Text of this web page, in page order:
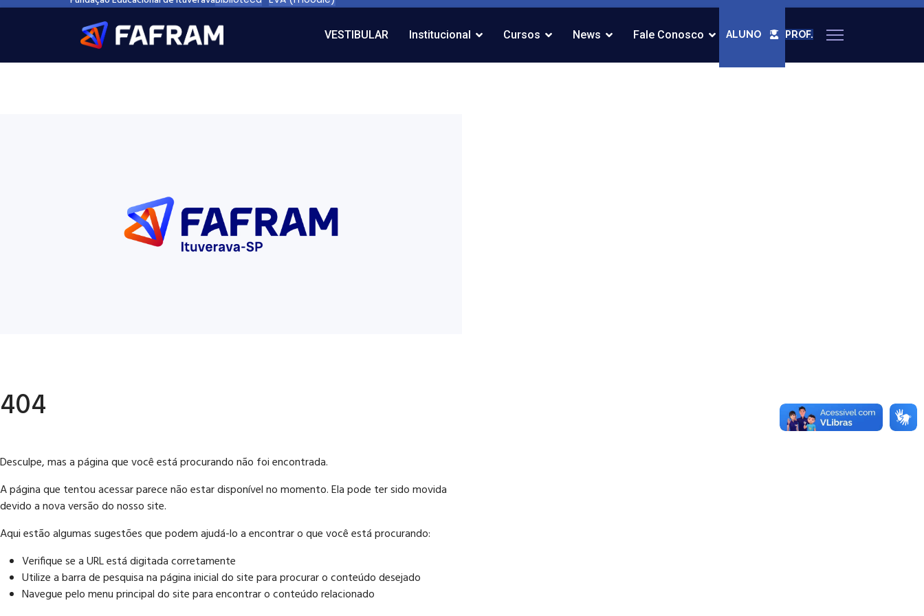
VESTIBULAR Institucional Cursos News Fale Conosco ALUNO PROF.
404
Desculpe, mas a página que você está procurando não foi encontrada.
A página que tentou acessar parece não estar disponível no momento. Ela pode ter sido movida
devido a nova versão do nosso site.
Aqui estão algumas sugestões que podem ajudá-lo a encontrar o que você está procurando:
Verifique se a URL está digitada corretamente
Utilize a barra de pesquisa na página inicial do site para procurar o conteúdo desejado
Navegue pelo menu principal do site para encontrar o conteúdo relacionado